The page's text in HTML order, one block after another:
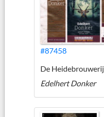
#87458
De Heidebrouwerij
Edelhert Donker